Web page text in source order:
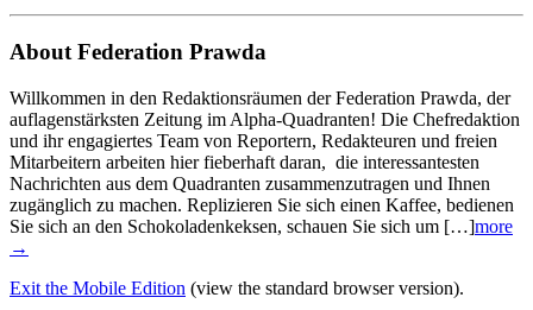
About Federation Prawda
Willkommen in den Redaktionsräumen der Federation Prawda, der
auflagenstärksten Zeitung im Alpha-Quadranten! Die Chefredaktion
und ihr engagiertes Team von Reportern, Redakteuren und freien
Mitarbeitern arbeiten hier fieberhaft daran, die interessantesten
Nachrichten aus dem Quadranten zusammenzutragen und Ihnen
zugänglich zu machen. Replizieren Sie sich einen Kaffee, bedienen
Sie sich an den Schokoladenkeksen, schauen Sie sich um […]more
→
Exit the Mobile Edition (view the standard browser version).